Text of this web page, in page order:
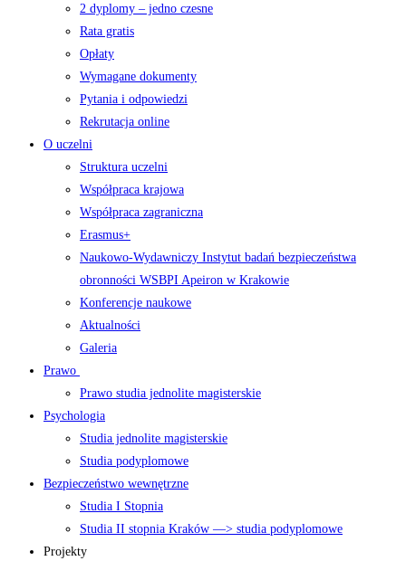
2 dyplomy – jedno czesne
Rata gratis
Opłaty
Wymagane dokumenty
Pytania i odpowiedzi
Rekrutacja online
O uczelni
Struktura uczelni
Współpraca krajowa
Współpraca zagraniczna
Erasmus+
Naukowo-Wydawniczy Instytut badań bezpieczeństwa
obronności WSBPI Apeiron w Krakowie
Konferencje naukowe
Aktualności
Galeria
Prawo
Prawo studia jednolite magisterskie
Psychologia
Studia jednolite magisterskie
Studia podyplomowe
Bezpieczeństwo wewnętrzne
Studia I Stopnia
Studia II stopnia Kraków —> studia podyplomowe
Projekty